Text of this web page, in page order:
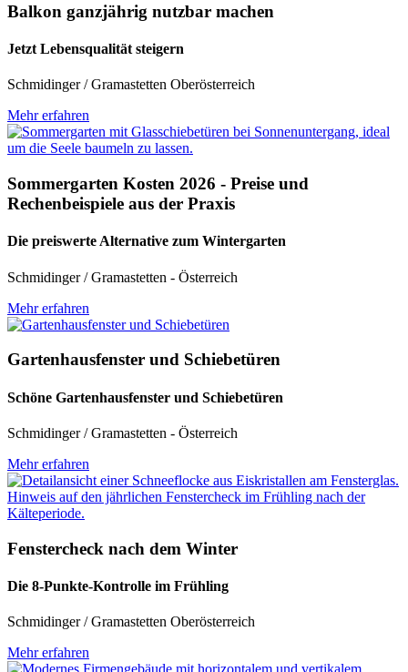
Balkon ganzjährig nutzbar machen
Jetzt Lebensqualität steigern
Schmidinger / Gramastetten Oberösterreich
Mehr erfahren
Sommergarten Kosten 2026 - Preise und
Rechenbeispiele aus der Praxis
Die preiswerte Alternative zum Wintergarten
Schmidinger / Gramastetten - Österreich
Mehr erfahren
Gartenhausfenster und Schiebetüren
Schöne Gartenhausfenster und Schiebetüren
Schmidinger / Gramastetten - Österreich
Mehr erfahren
Fenstercheck nach dem Winter
Die 8-Punkte-Kontrolle im Frühling
Schmidinger / Gramastetten Oberösterreich
Mehr erfahren